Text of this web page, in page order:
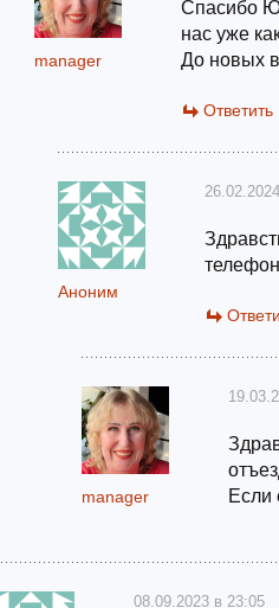
manager
Спасибо
нас уже
До новых
Ответить
Аноним
manager
Если
08.09.2023 в 23:05